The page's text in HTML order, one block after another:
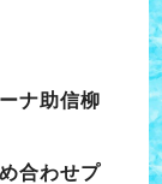
ナ助信柳
合わせプ